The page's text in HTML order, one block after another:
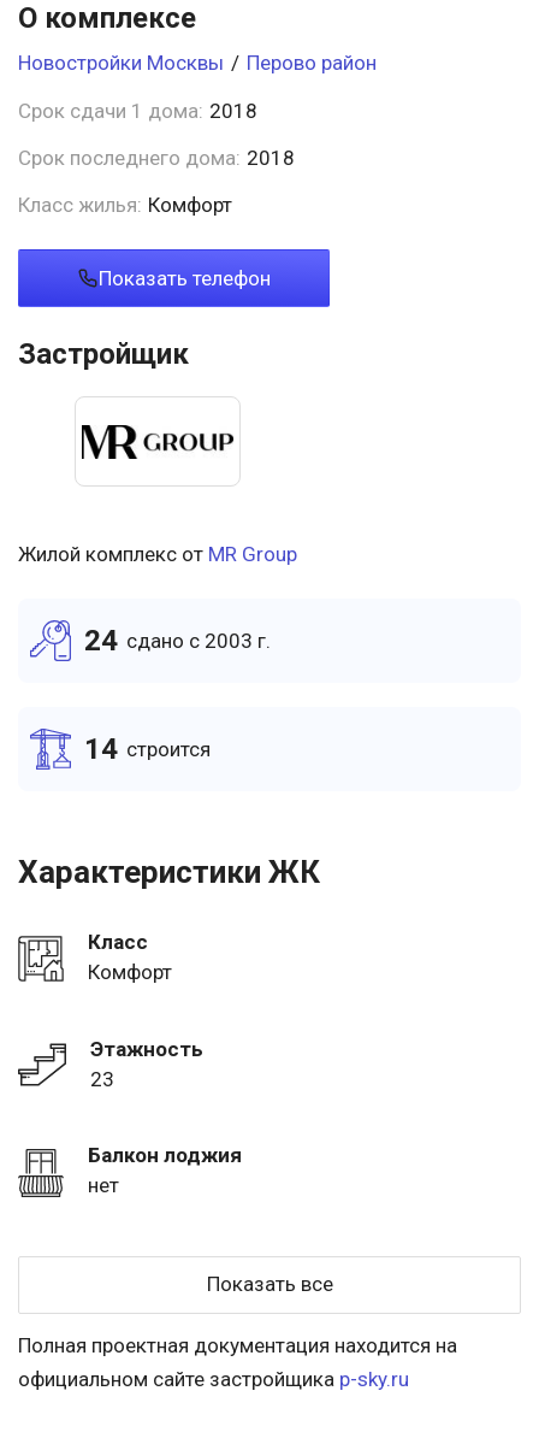
О комплексе
Новостройки Москвы / Перово район
Срок сдачи 1 дома: 2018
Срок последнего дома: 2018
Класс жилья: Комфорт
Показать телефон
Застройщик
Жилой комплекс от MR Group
24 cдано c 2003 г.
14 cтроится
Характеристики ЖК
Класс
Комфорт
Этажность
23
Балкон лоджия
нет
Показать все
Полная проектная документация находится на
официальном сайте застройщика p-sky.ru